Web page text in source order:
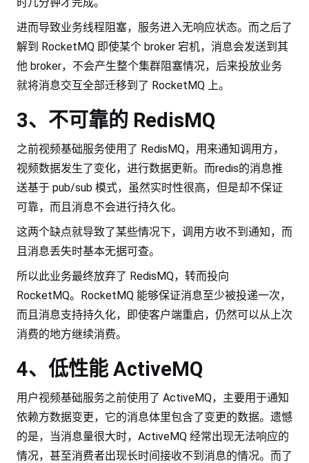
进而导致业务线程阻塞，服务进入无响应状态。而之后了
解到 RocketMQ 即使某个 broker 宕机，消息会发送到其
他 broker，不会产生整个集群阻塞情况，后来投放业务
就将消息交互全部迁移到了 RocketMQ 上。
3、不可靠的 RedisMQ
之前视频基础服务使用了 RedisMQ，用来通知调用方，
视频数据发生了变化，进行数据更新。而redis的消息推
送基于 pub/sub 模式，虽然实时性很高，但是却不保证
可靠，而且消息不会进行持久化。
这两个缺点就导致了某些情况下，调用方收不到通知，而
且消息丢失时基本无据可查。
所以此业务最终放弃了 RedisMQ，转而投向
RocketMQ。RocketMQ 能够保证消息至少被投递一次，
而且消息支持持久化，即使客户端重启，仍然可以从上次
消费的地方继续消费。
4、低性能 ActiveMQ
用户视频基础服务之前使用了 ActiveMQ，主要用于通知
依赖方数据变更，它的消息体里包含了变更的数据。遗憾
的是，当消息量很大时，ActiveMQ 经常出现无法响应的
情况，甚至消费者出现长时间接收不到消息的情况。而了